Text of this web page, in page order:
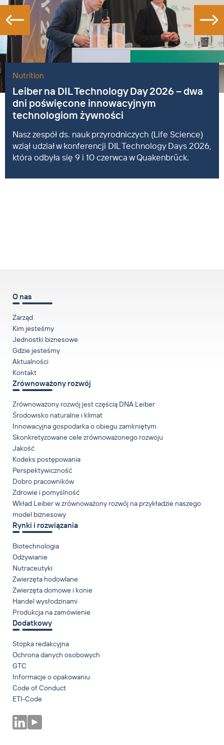
Leiber na DIL Technology Day 2026 – dwa
dni poświęcone innowacyjnym
technologiom żywności
Nasz zespół ds. nauk przyrodniczych (Life Science)
wziął udział w konferencji DIL Technology Days 2026,
która odbyła się 9 i 10 czerwca w Quakenbrück.
Nutrition
O nas
Zarząd
Kim jesteśmy
Jednostki biznesowe
Gdzie jesteśmy
Aktualności
Kontakt
Zrównoważony rozwój
Zrównoważony rozwój jest częścią DNA Leiber
Środowisko naturalne i klimat
Innowacyjna gospodarka o obiegu zamkniętym
Skonkretyzowane cele zrównoważonego rozwoju
Jakość
Kodeks postępowania
Perspektywiczność
Dobro pracowników
Zdrowie i pomyślność
Wkład Leiber w zrównoważony rozwój na przykładzie naszego
model biznesowy
Rynki i rozwiązania
Biotechnologia
Odżywianie
Nutraceutyki
Zwierzęta hodowlane
Zwierzęta domowe i konie
Handel wysłodzinami
Produkcja na zamówienie
Dodatkowy
Stopka redakcyjna
Ochrona danych osobowych
GTC
Informacje o opakowaniu
Code of Conduct
ETI-Code